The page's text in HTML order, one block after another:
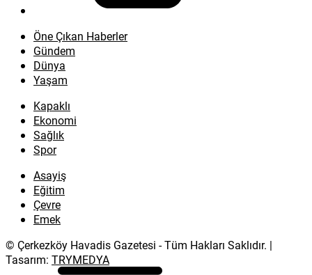
Öne Çıkan Haberler
Gündem
Dünya
Yaşam
Kapaklı
Ekonomi
Sağlık
Spor
Asayiş
Eğitim
Çevre
Emek
© Çerkezköy Havadis Gazetesi - Tüm Hakları Saklıdır. |
Tasarım: TRYMEDYA